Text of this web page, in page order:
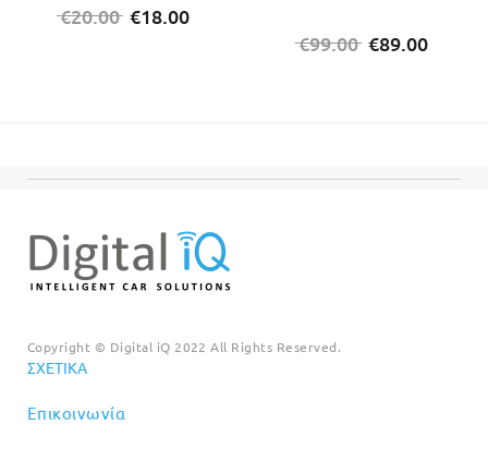
€20.00 Original
€18.00
€99.00 Original
€89.00
Copyright © Digital iQ 2022 All Rights Reserved.
ΣΧΕΤΙΚΆ
Επικοινωνία